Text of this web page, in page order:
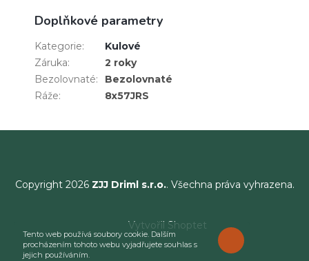
Tento web používá soubory cookie. Dalším
procházením tohoto webu vyjadřujete souhlas s
jejich používáním.
ROZUMÍM
Doplňkové parametry
Kategorie:
Kulové
Záruka:
2 roky
Bezolovnaté:
Bezolovnaté
Ráže: 8x57JRS
Copyright 2026 ZJJ Driml s.r.o.. Všechna práva vyhrazena.
Vytvořil Shoptet